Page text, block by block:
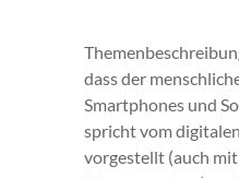
dass der
Smartphones und
spricht vom
vorgestellt (auch